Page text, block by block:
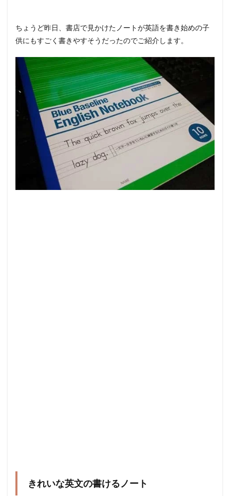
ちょうど昨日、書店で見かけたノートが英語を書き始めの子
供にもすごく書きやすそうだったのでご紹介します。
きれいな英文の書けるノート